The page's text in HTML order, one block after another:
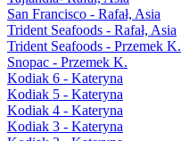
San Francisco - Rafał, Asia
Trident Seafoods - Rafał, Asia
Trident Seafoods - Przemek K.
Snopac - Przemek K.
Kodiak 6 - Kateryna
Kodiak 5 - Kateryna
Kodiak 4 - Kateryna
Kodiak 3 - Kateryna